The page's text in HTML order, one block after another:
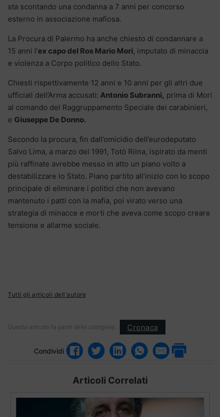
sta scontando una condanna a 7 anni per concorso
esterno in associazione mafiosa.
La Procura di Palermo ha anche chiesto di condannare a
15 anni l’ex capo del Ros Mario Mori, imputato di minaccia
e violenza a Corpo politico dello Stato.
Chiesti rispettivamente 12 anni e 10 anni per gli altri due
ufficiali dell’Arma accusati: Antonio Subranni, prima di Mori
al comando del Raggruppamento Speciale dei carabinieri,
e Giuseppe De Donno.
Secondo la procura, fin dall’omicidio dell’eurodeputato
Salvo Lima, a marzo del 1991, Totò Riina, ispirato da menti
più raffinate avrebbe messo in atto un piano volto a
destabilizzare lo Stato. Piano partito all’inizio con lo scopo
principale di eliminare i politici che non avevano
mantenuto i patti con la mafia, poi virato verso una
strategia di minacce e morti che aveva come scopo creare
tensione e allarme sociale.
Tutti gli articoli dell'autore
Questo articolo fa parte delle categorie: Cronaca
Condividi
Articoli Correlati